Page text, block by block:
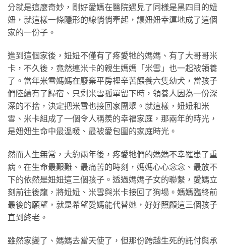
分就是這麼奇妙，剛好愛媽在醫院遇見了同樣是黑四目的妞
妞，就這樣一條隱形的線悄悄牽起，讓妞妞幸運地成了這個
家的一份子。
進到這個家後，妞妞不僅有了疼愛牠的媽媽、有了大哥哥米
卡，不久後，竟然連米卡的親生媽媽「米雪」也一起被領養
了。當年米雪媽媽在廢棄平房裡辛苦餵養六隻幼犬，當孩子
們陸續有了歸宿、只剩米雪孤單留下時，領養人因為一份深
深的不捨，決定把米雪也接回家團聚。就這樣，妞妞和米
雪、米卡組成了一個令人稱羨的幸福家庭，那兩年的時光，
是妞妞生命中最溫暖、最被愛包圍的家庭時光。
然而人生無常，大約兩年後，疼愛牠們的媽媽不幸罹患了重
病。在生命最艱難、最痛苦的時刻，媽媽心心念念、最放不
下的依然是妞妞這三個孩子。透過媽媽子女的聯繫，愛媽立
刻前往後龍，將妞妞、米雪與米卡接回了狗場。媽媽臨終前
最後的願望，就是希望愛媽能代替她，好好照顧這三個孩子
直到終老。
雖然家變了、媽媽去當天使了，但那份跨越生死的託付與承